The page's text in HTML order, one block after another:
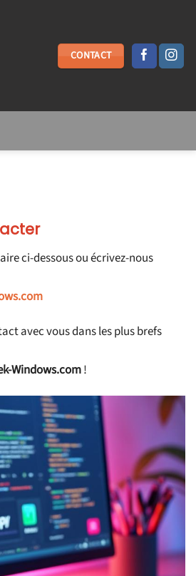
CONTACT
ci-dessous ou écrivez-nous
avec vous dans les plus brefs
Windows.com!